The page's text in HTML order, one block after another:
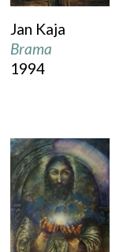
Jan Kaja
Brama
1994